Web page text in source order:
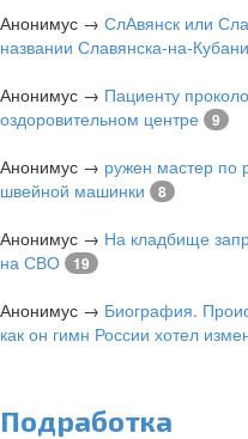
Анонимус → СлАвянск или
названии Славянска-на-Кубани
Анонимус → Пациенту
оздоровительном центре
9
Анонимус → ружен мастер по
швейной машинки
8
Анонимус → На кладбище
на СВО
19
Анонимус → Биография.
как он гимн России хотел
Подработка